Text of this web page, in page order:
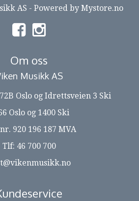
AS - Powered by Mystore.no
Om oss
Musikk AS
Oslo og Idrettsveien 3 Ski
Oslo og 1400 Ski
920 196 187 MVA
Tlf: 46 700 700